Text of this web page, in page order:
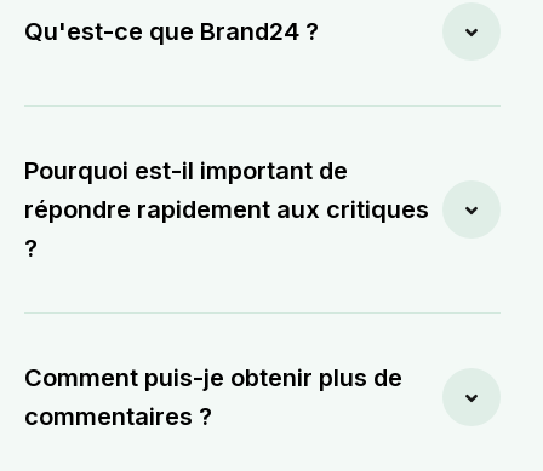
Qu'est-ce que Brand24 ?
Pourquoi est-il important de
répondre rapidement aux critiques
?
Comment puis-je obtenir plus de
commentaires ?